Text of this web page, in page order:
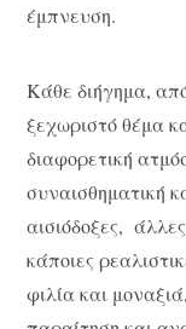
έμπνευση.
Κάθε διήγημα,
ξεχωριστό θέμα
διαφορετική
συναισθηματική
αισιόδοξες,
κάποιες
φιλία και